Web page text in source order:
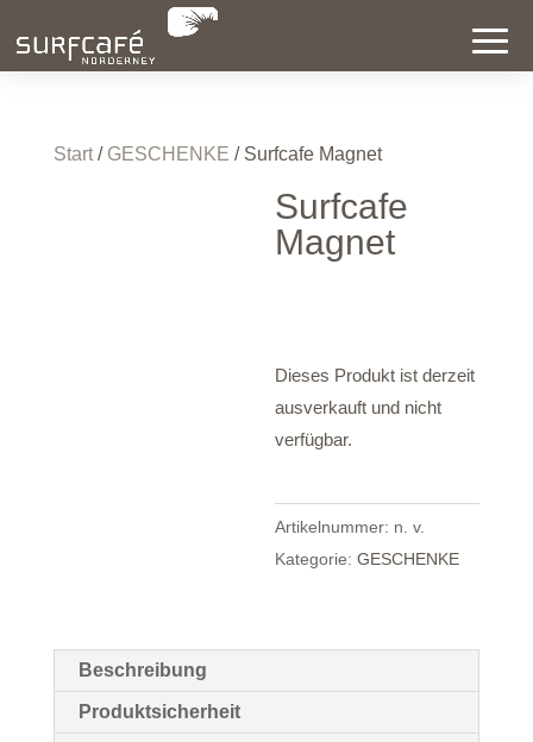
Start/ GESCHENKE / Surfcafe Magnet
Surfcafe
Magnet
Dieses Produkt ist derzeit
ausverkauft und nicht
verfügbar.
Artikelnummer: n. v.
Kategorie:GESCHENKE
Beschreibung
Produktsicherheit